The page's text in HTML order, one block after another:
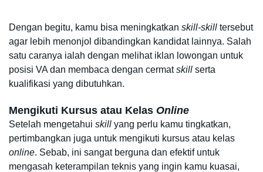
Dengan begitu, kamu bisa meningkatkan skill-skill tersebut
agar lebih menonjol dibandingkan kandidat lainnya. Salah
satu caranya ialah dengan melihat iklan lowongan untuk
posisi VA dan membaca dengan cermat skill serta
kualifikasi yang dibutuhkan.
Mengikuti Kursus atau Kelas Online
Setelah mengetahui skill yang perlu kamu tingkatkan,
online. Sebab, ini sangat berguna dan efektif untuk
mengasah keterampilan teknis yang ingin kamu kuasai,